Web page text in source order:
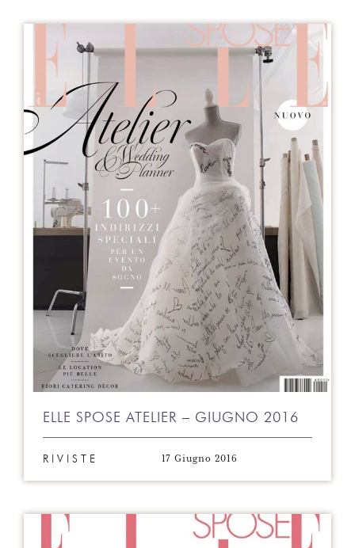
ELLE SPOSE ATELIER – GIUGNO 2016
RIVISTE 17 Giugno 2016